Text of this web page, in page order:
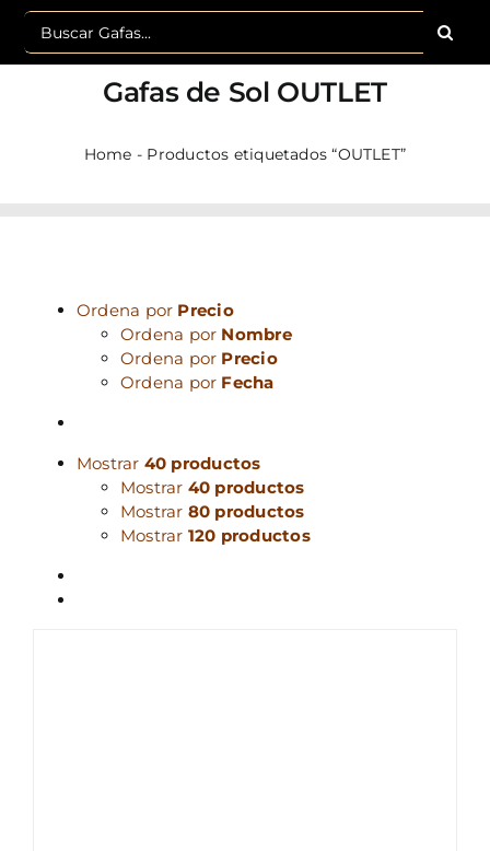
Buscar:
Gafas de Sol OUTLET
Home - Productos etiquetados “OUTLET”
Ordena por Precio
Ordena por Nombre
Ordena por Precio
Ordena por Fecha
Mostrar 40 productos
Mostrar 40 productos
Mostrar 80 productos
Mostrar 120 productos